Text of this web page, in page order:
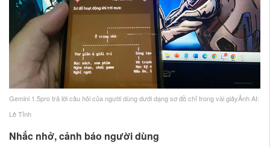
Gemini 1.5pro trả lời câu hỏi của người dùng dưới dạng sơ đồ chỉ trong vài giâyẢnh AI:
Lê Tỉnh
Nhắc nhở, cảnh báo người dùng